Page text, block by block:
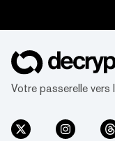
Votre passerelle vers